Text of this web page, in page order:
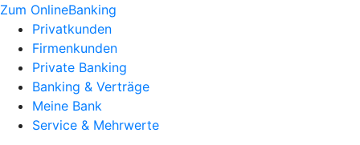
Zum OnlineBanking
Privatkunden
Firmenkunden
Private Banking
Banking & Verträge
Meine Bank
Service & Mehrwerte